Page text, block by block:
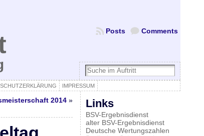
Comments
Posts
IMPRESSUM
2014 » Links
BSV-Ergebnisdienst
alter BSV-Ergebnisdienst
Deutsche Wertungszahlen